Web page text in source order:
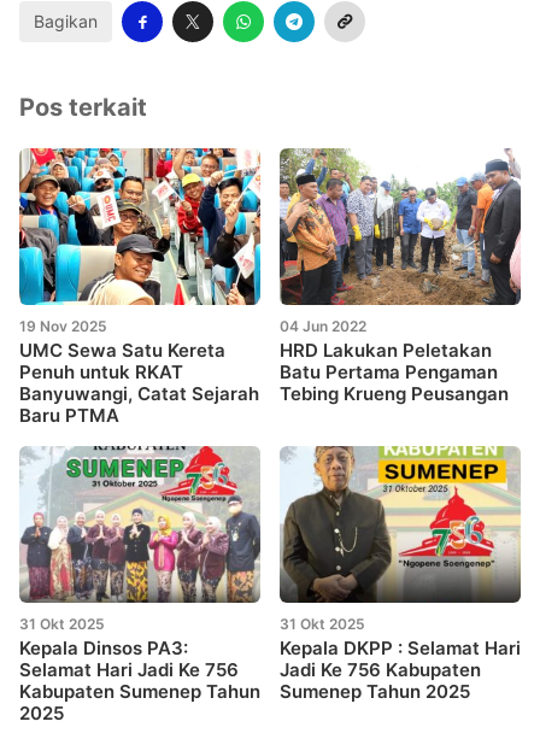
Bagikan
Pos terkait
19 Nov 2025
UMC Sewa Satu Kereta
Penuh untuk RKAT
Banyuwangi, Catat Sejarah
Baru PTMA
04 Jun 2022
HRD Lakukan Peletakan
Batu Pertama Pengaman
Tebing Krueng Peusangan
31 Okt 2025
Kepala Dinsos PA3:
Selamat Hari Jadi Ke 756
Kabupaten Sumenep Tahun
2025
31 Okt 2025
Kepala DKPP : Selamat Hari
Jadi Ke 756 Kabupaten
Sumenep Tahun 2025